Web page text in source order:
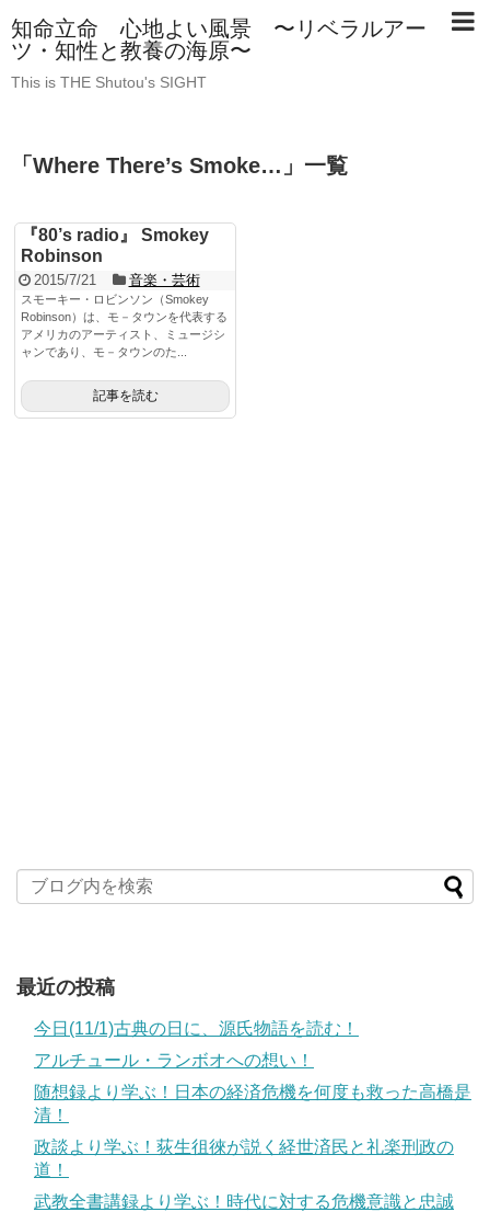
知命立命 心地よい風景 〜リベラルアー
ツ・知性と教養の海原〜
This is THE Shutou's SIGHT
「 Where There’s Smoke… 」 一覧
『80’s radio』 Smokey
Robinson
2015/7/21 音楽・芸術
スモーキー・ロビンソン（Smokey
Robinson）は、モ－タウンを代表する
アメリカのアーティスト、ミュージシ
ャンであり、モ－タウンのた...
記事を読む
最近の投稿
今日(11/1)古典の日に、源氏物語を読む！
アルチュール・ランボオへの想い！
随想録より学ぶ！日本の経済危機を何度も救った高橋是
清！
政談より学ぶ！荻生徂徠が説く経世済民と礼楽刑政の
道！
武教全書講録より学ぶ！時代に対する危機意識と忠誠